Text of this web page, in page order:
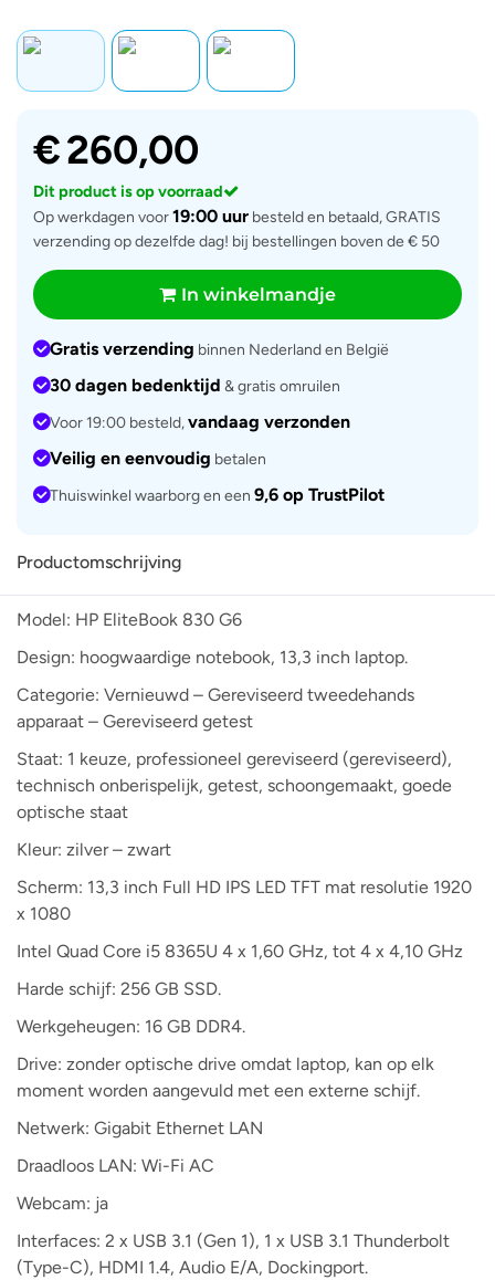
€260,00
Dit product is op voorraad
Op werkdagen voor19:00 uur besteld en betaald, GRATIS
verzending op dezelfde dag! bij bestellingen boven de € 50
In winkelmandje
Gratis verzending binnen Nederland en België
30 dagen bedenktijd & gratis omruilen
Voor 19:00 besteld,vandaag verzonden
Veilig en eenvoudig betalen
Thuiswinkel waarborg en een 9,6 op TrustPilot
Productomschrijving
Model: HP EliteBook 830 G6
Design: hoogwaardige notebook, 13,3 inch laptop.
Categorie: Vernieuwd – Gereviseerd tweedehands
apparaat – Gereviseerd getest
Staat: 1 keuze, professioneel gereviseerd (gereviseerd),
technisch onberispelijk, getest, schoongemaakt, goede
optische staat
Kleur: zilver – zwart
Scherm: 13,3 inch Full HD IPS LED TFT mat resolutie 1920
x 1080
Intel Quad Core i5 8365U 4 x 1,60 GHz, tot 4 x 4,10 GHz
Harde schijf: 256 GB SSD.
Werkgeheugen: 16 GB DDR4.
Drive: zonder optische drive omdat laptop, kan op elk
moment worden aangevuld met een externe schijf.
Netwerk: Gigabit Ethernet LAN
Draadloos LAN: Wi-Fi AC
Webcam: ja
Interfaces: 2 x USB 3.1 (Gen 1), 1 x USB 3.1 Thunderbolt
(Type-C), HDMI 1.4, Audio E/A, Dockingport.